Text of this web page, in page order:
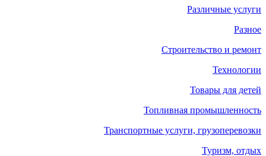
Различные услуги
Разное
Строительство и ремонт
Технологии
Товары для детей
Топливная промышленность
Транспортные услуги, грузоперевозки
Туризм, отдых